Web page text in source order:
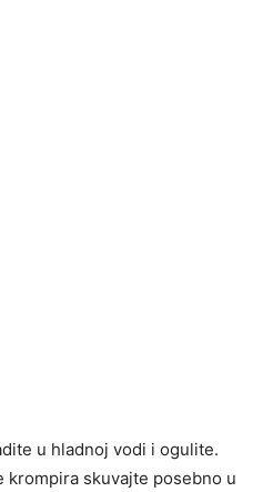
u hladnoj vodi i ogulite.
krompira skuvajte posebno u